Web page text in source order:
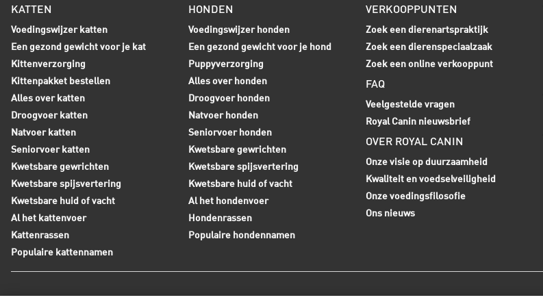
KATTEN
Voedingswijzer katten
Een gezond gewicht voor je kat
Kittenverzorging
Kittenpakket bestellen
Alles over katten
Droogvoer katten
Natvoer katten
Seniorvoer katten
Kwetsbare gewrichten
Kwetsbare spijsvertering
Kwetsbare huid of vacht
Al het kattenvoer
Kattenrassen
Populaire kattennamen
HONDEN
Voedingswijzer honden
Een gezond gewicht voor je hond
Puppyverzorging
Alles over honden
Droogvoer honden
Natvoer honden
Seniorvoer honden
Kwetsbare gewrichten
Kwetsbare spijsvertering
Kwetsbare huid of vacht
Al het hondenvoer
Hondenrassen
Populaire hondennamen
VERKOOPPUNTEN
Zoek een dierenartspraktijk
Zoek een dierenspeciaalzaak
Zoek een online verkooppunt
FAQ
Veelgestelde vragen
Royal Canin nieuwsbrief
OVER ROYAL CANIN
Onze visie op duurzaamheid
Kwaliteit en voedselveiligheid
Onze voedingsfilosofie
Ons nieuws